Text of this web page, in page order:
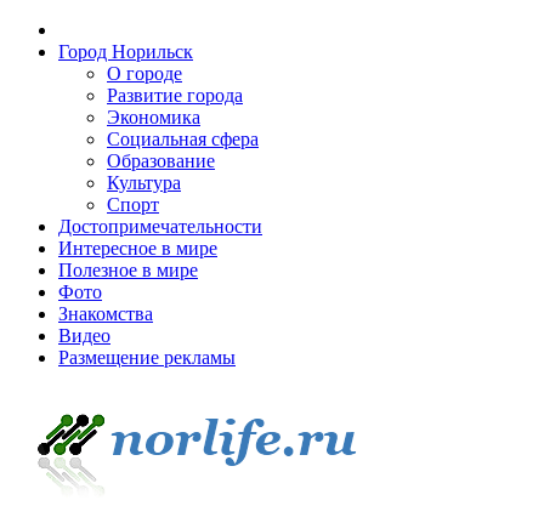
Город Норильск
О городе
Развитие города
Экономика
Социальная сфера
Образование
Культура
Спорт
Достопримечательности
Интересное в мире
Полезное в мире
Фото
Знакомства
Видео
Размещение рекламы